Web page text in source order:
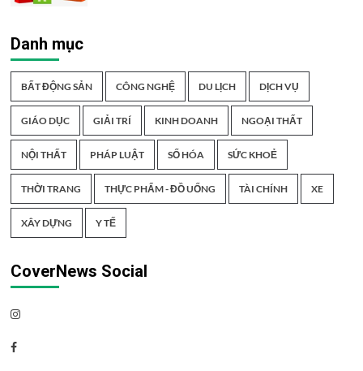
Danh mục
BẤT ĐỘNG SẢN CÔNG NGHỆ DU LỊCH DỊCH VỤ
GIÁO DỤC GIẢI TRÍ KINH DOANH NGOẠI THẤT
NỘI THẤT PHÁP LUẬT SỐ HÓA SỨC KHOẺ
THỜI TRANG THỰC PHẨM - ĐỒ UỐNG TÀI CHÍNH XE
XÂY DỰNG Y TẾ
CoverNews Social
Instagram
Facebook